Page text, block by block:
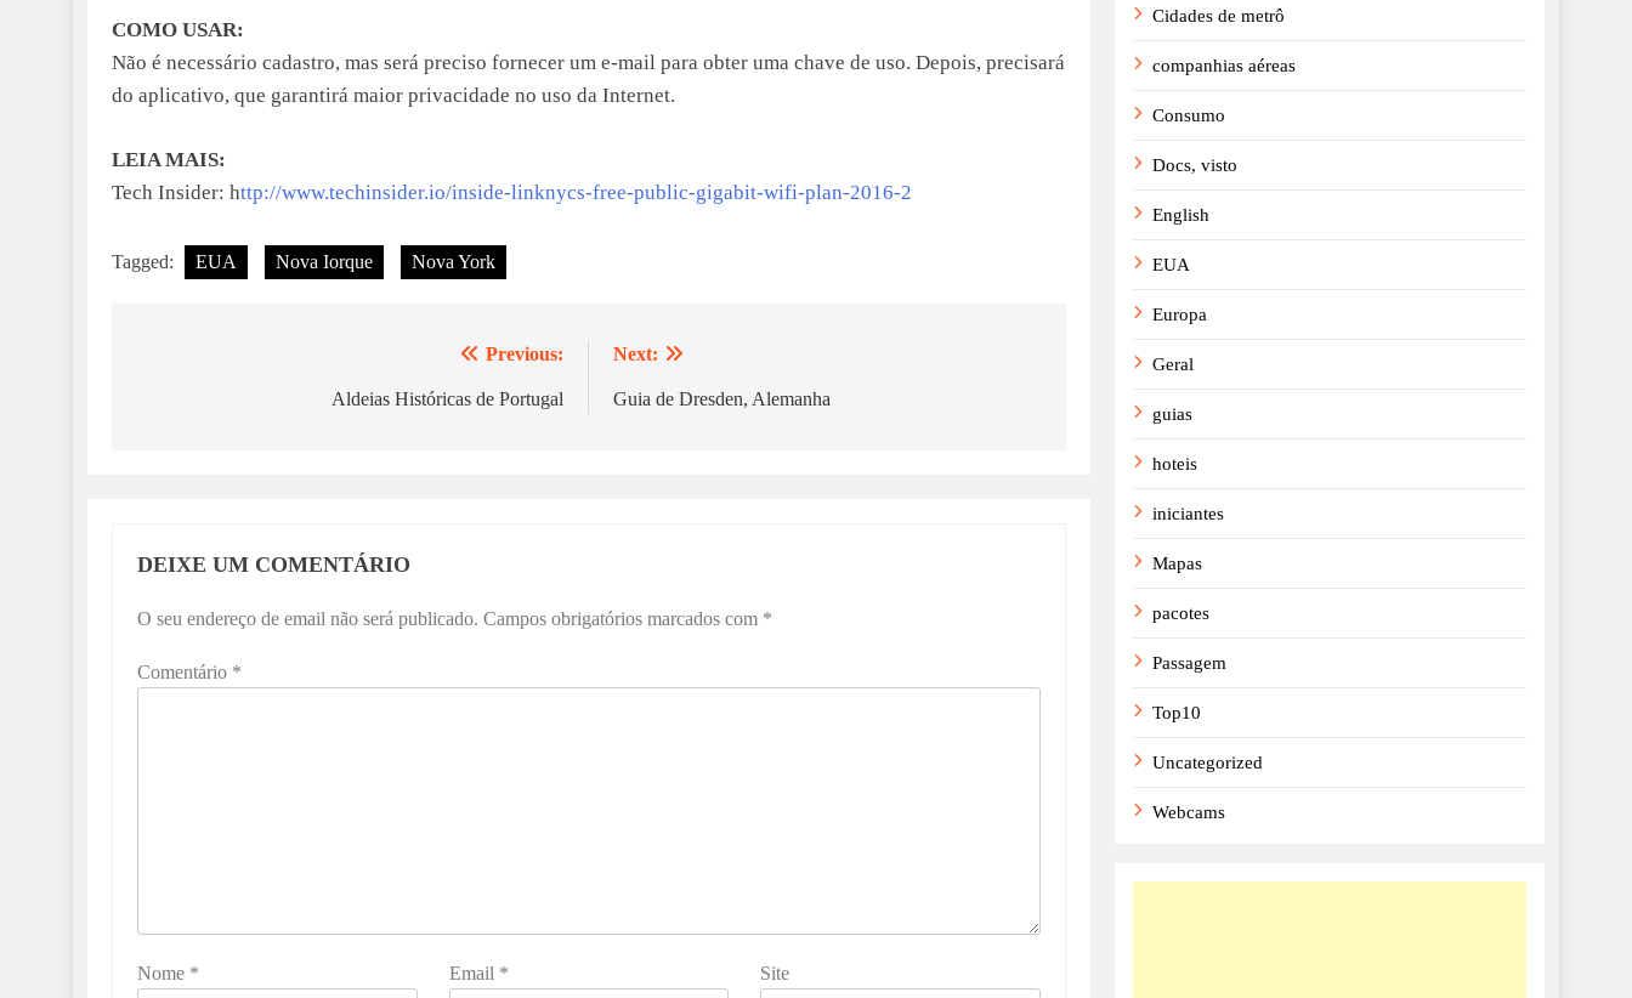
COMO USAR:
Não é necessário cadastro, mas será preciso fornecer um e-mail para obter uma chave de uso. Depois, precisará
do aplicativo, que garantirá maior privacidade no uso da Internet.
LEIA MAIS:
Tech Insider: http://www.techinsider.io/inside-linknycs-free-public-gigabit-wifi-plan-2016-2
Tagged: EUA Nova Iorque Nova York
Previous:
Aldeias Históricas de Portugal
Next:
Guia de Dresden, Alemanha
DEIXE UM COMENTÁRIO
O seu endereço de email não será publicado. Campos obrigatórios marcados com *
Comentário *
Nome * Email * Site
Cidades de metrô
companhias aéreas
Consumo
Docs, visto
English
EUA
Europa
Geral
guias
hoteis
iniciantes
Mapas
pacotes
Passagem
Top10
Uncategorized
Webcams